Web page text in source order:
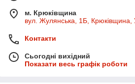
м. Крюківщина
вул. Жулянська, 1Б, Крюківщина,
Контакти
Сьогодні вихідний
Показати весь графік роботи